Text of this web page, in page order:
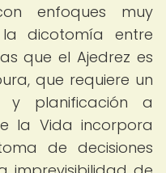
enfoques muy
dicotomía entre
que el Ajedrez es
que requiere un
y planificación a
la Vida incorpora
de decisiones